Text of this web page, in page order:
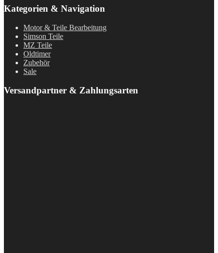
Kategorien & Navigation
Motor & Teile Bearbeitung
Simson Teile
MZ Teile
Oldtimer
Zubehör
Sale
Versandpartner & Zahlungsarten